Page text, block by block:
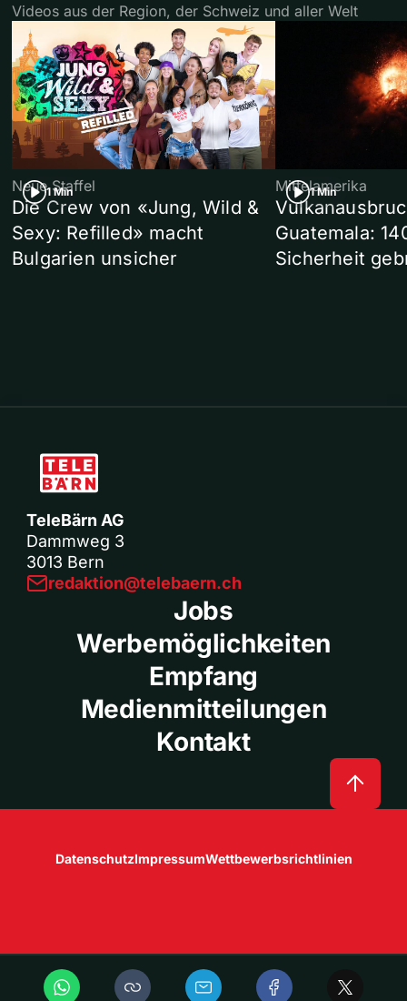
Videos aus der Region, der Schweiz und aller Welt
1 Min
Neue Staffel
Die Crew von «Jung, Wild &
Sexy: Refilled» macht
Bulgarien unsicher
1 Min
Mittelamerika
Guatemala:
Sicherheit
TeleBärn AG
Dammweg 3
3013 Bern
redaktion@telebaern.ch
Jobs
Werbemöglichkeiten
Empfang
Medienmitteilungen
Kontakt
DatenschutzImpressumWettbewerbsrichtlinien